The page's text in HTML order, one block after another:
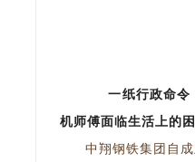
一纸行政命令，
机师傅面临生活上的
中翔钢铁集团自